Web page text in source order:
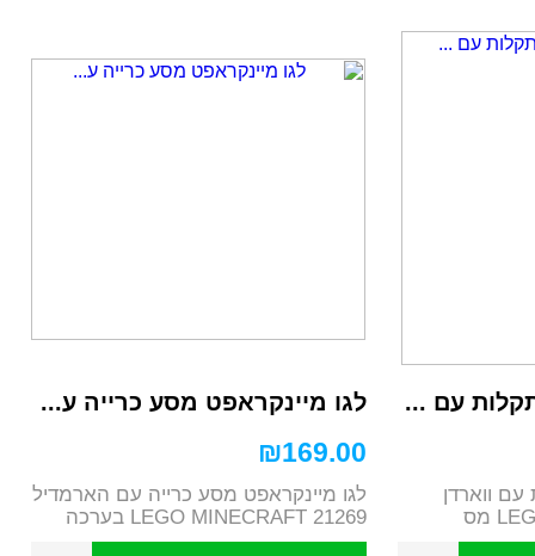
עם ...
עם ווארדן
21274 LEGO MINECRAFT מס
לגו מיינקראפט מסע כרייה ע...
169.00
₪
לגו מיינקראפט מסע כרייה עם הארמדיל
21269 LEGO MINECRAFT בערכה
תמצאו את עכ...